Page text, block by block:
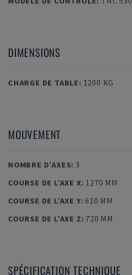
DIMENSIONS
CHARGE DE TABLE: 1200 KG
MOUVEMENT
NOMBRE D’AXES: 3
COURSE DE L’AXE X: 1270 MM
COURSE DE L’AXE Y: 610 MM
COURSE DE L’AXE Z: 720 MM
SPÉCIFICATION TECHNIQUE